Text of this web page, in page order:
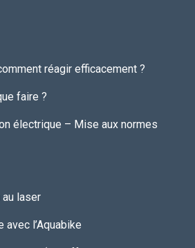
réagir efficacement ?
faire ?
électrique – Mise aux normes
laser
l’Aquabike